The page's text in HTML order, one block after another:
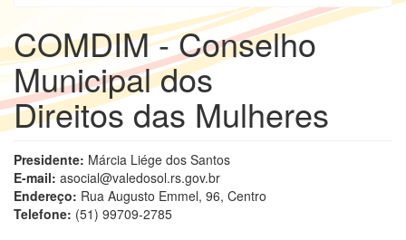
COMDIM - Conselho
Municipal dos
Direitos das Mulheres
Presidente: Márcia Liége dos Santos
E-mail: asocial@valedosol.rs.gov.br
Endereço: Rua Augusto Emmel, 96, Centro
Telefone: (51) 99709-2785